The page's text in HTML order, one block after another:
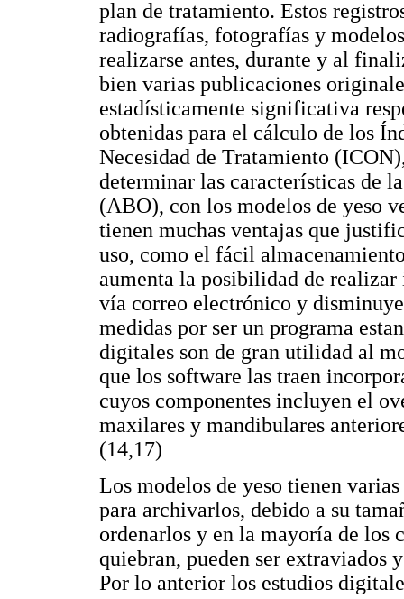
plan de tratamiento. Estos
radiografías, fotografías y
realizarse antes, durante y al
bien varias publicaciones
estadísticamente significativa
obtenidas para el cálculo de los
Necesidad de Tratamiento
determinar las características de
(ABO), con los modelos de yeso
tienen muchas ventajas que
uso, como el fácil
aumenta la posibilidad de
vía correo electrónico y
medidas por ser un programa
digitales son de gran utilidad al
que los software las traen
cuyos componentes incluyen el
maxilares y mandibulares
(14,17)
Los modelos de yeso tienen
para archivarlos, debido a su
ordenarlos y en la mayoría de los
quiebran, pueden ser
Por lo anterior los estudios